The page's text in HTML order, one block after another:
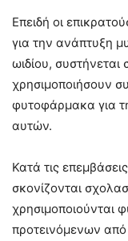
Επειδή οι
για την ανάπτυξη
ωιδίου,
χρησιμοποιήσουν
φυτοφάρμακα για
αυτών.
Κατά τις
σκονίζονται
χρησιμοποιούνται
προτεινόμενων